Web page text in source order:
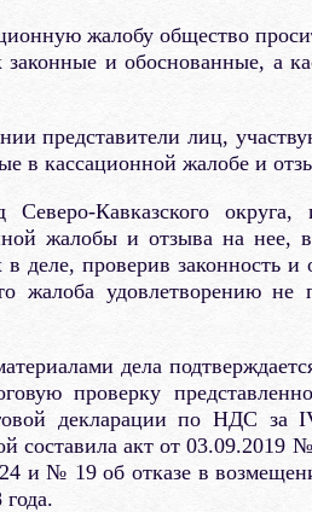
жалобу общество
законные и обоснованные, а
представители лиц,
в кассационной жалобе и
Кавказского округа,
жалобы и отзыва на нее,
деле, проверив законность и
жалоба удовлетворению
дела
проверку
декларации по НДС за
составила акт от
и № 19 об отказе в